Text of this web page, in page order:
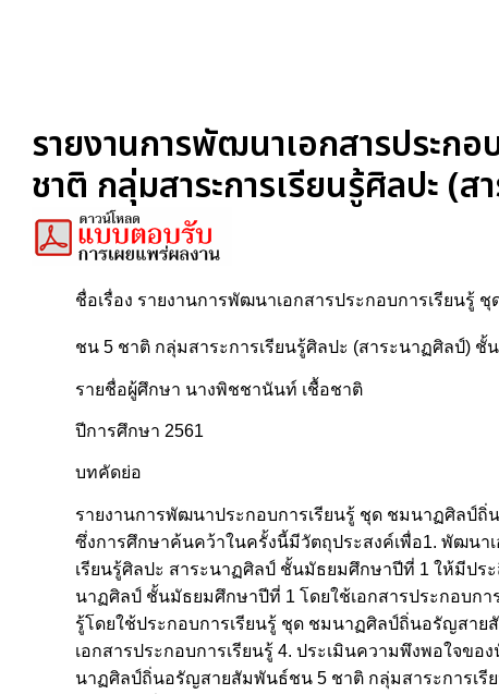
รายงานการพัฒนาเอกสารประ
ชาติ กลุ่มสาระการเรียนรู้ศิลปะ (
ชื่อเรื่อง รายงานการพัฒนาเอกสารประกอบการเรียน
ชน 5 ชาติ กลุ่มสาระการเรียนรู้ศิลปะ (สาระนาฏศิลป์) ชั้
รายชื่อผู้ศึกษา นางพิชชานันท์ เชื้อชาติ
ปีการศึกษา 2561
บทคัดย่อ
รายงานการพัฒนาประกอบการเรียนรู้ ชุด ชมนาฏศิลป์
ซึ่งการศึกษาค้นคว้าในครั้งนี้มีวัตถุประสงค์เพื่อ1. พัฒน
เรียนรู้ศิลปะ สาระนาฏศิลป์ ชั้นมัธยมศึกษาปีที่ 1 ให้มีปร
นาฏศิลป์ ชั้นมัธยมศึกษาปีที่ 1 โดยใช้เอกสารประกอบกา
รู้โดยใช้ประกอบการเรียนรู้ ชุด ชมนาฏศิลป์ถิ่นอรัญสาย
เอกสารประกอบการเรียนรู้ 4. ประเมินความพึงพอใจข
นาฏศิลป์ถิ่นอรัญสายสัมพันธ์ชน 5 ชาติ กลุ่มสาระการเรี